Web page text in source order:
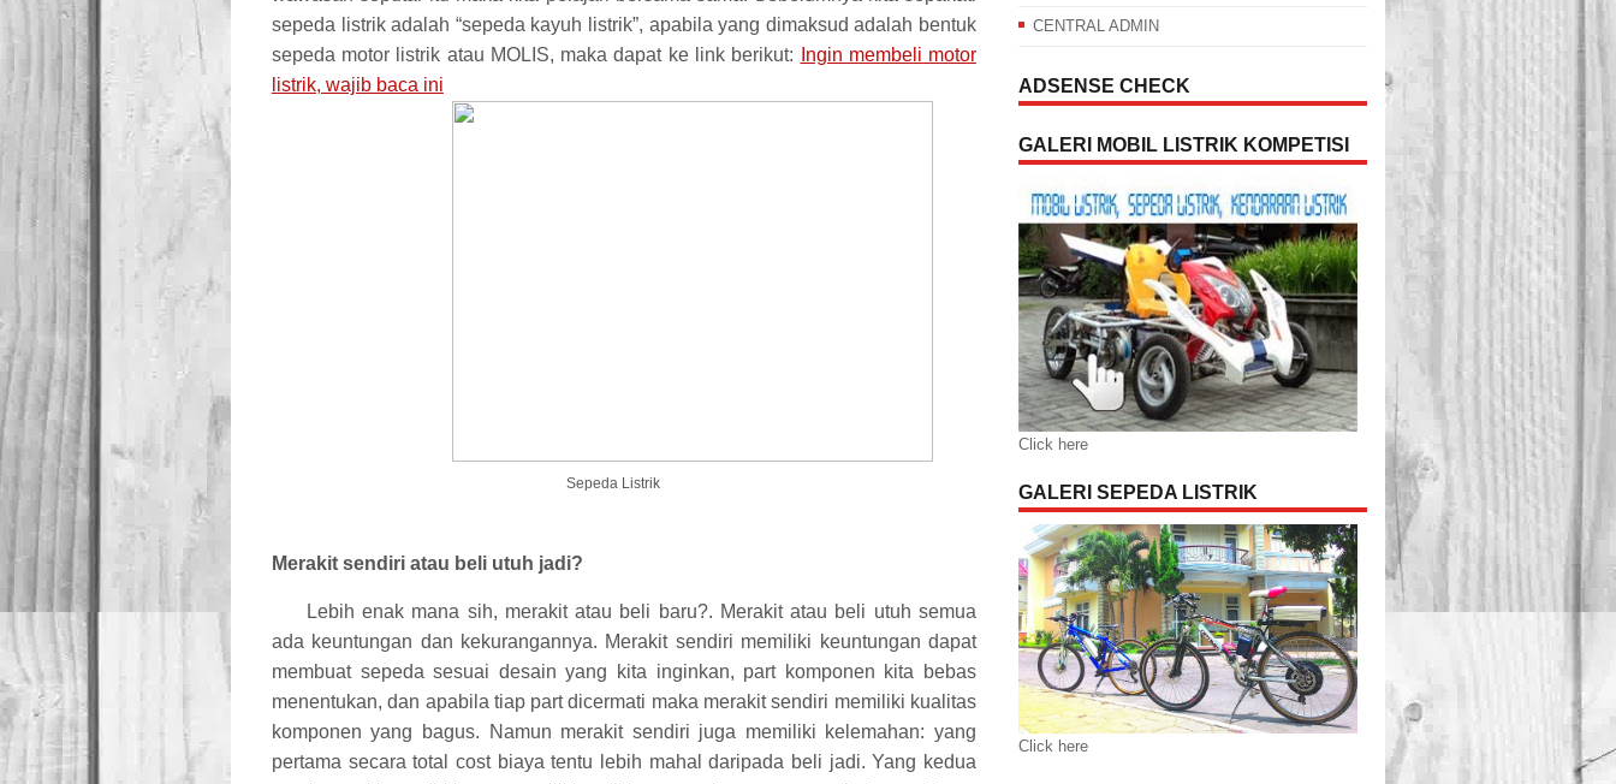
sepeda listrik adalah “sepeda kayuh listrik”, apabila yang dimaksud adalah bentuk
sepeda motor listrik atau MOLIS, maka dapat ke link berikut:
Ingin membeli motor
listrik, wajib baca ini
Sepeda Listrik
Merakit sendiri atau beli utuh jadi?
Lebih enak mana sih, merakit atau beli baru?. Merakit atau beli utuh semua
ada keuntungan dan kekurangannya. Merakit sendiri memiliki keuntungan dapat
membuat sepeda sesuai desain yang kita inginkan, part komponen kita bebas
menentukan, dan apabila tiap part dicermati maka merakit sendiri memiliki kualitas
komponen yang bagus. Namun merakit sendiri juga memiliki kelemahan: yang
pertama secara total cost biaya tentu lebih mahal daripada beli jadi. Yang kedua
CENTRAL ADMIN
ADSENSE CHECK
GALERI MOBIL LISTRIK KOMPETISI
Click here
GALERI SEPEDA LISTRIK
Click here